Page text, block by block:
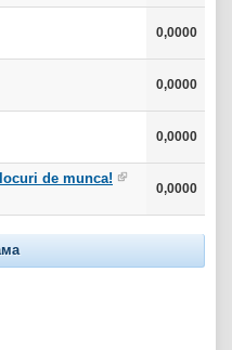
0,0000
0,0000
0,0000
de munca!
0,0000